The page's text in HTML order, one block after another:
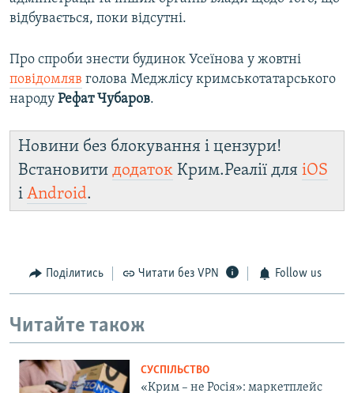
відбувається, поки відсутні.
Про спроби знести будинок Усеїнова у жовтні
повідомляв голова Меджлісу кримськотатарського
народу Рефат Чубаров.
Новини без блокування і цензури!
Встановити додаток Крим.Реалії для iOS
і Android.
Поділитись Читати без VPN Follow us
Читайте також
СУСПІЛЬСТВО
«Крим – не Росія»: маркетплейс